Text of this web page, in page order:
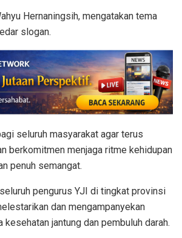
Hernaningsih, mengatakan tema
slogan.
seluruh masyarakat agar terus
berkomitmen menjaga ritme kehidupan
penuh semangat.
pengurus YJI di tingkat provinsi
dan mengampanyekan
kesehatan jantung dan pembuluh darah.